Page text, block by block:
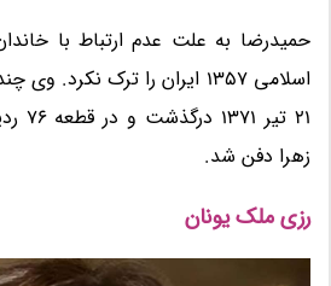
حمیدرضا به علت عدم ارتباط با
اسلامی 1357 ایران را ترک
زهرا دفن شد.
رزی ملک یونان